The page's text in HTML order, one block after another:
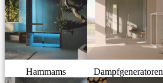
Hammams Dampfgeneratoren